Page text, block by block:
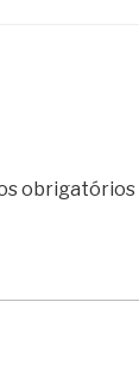
obrigatórios